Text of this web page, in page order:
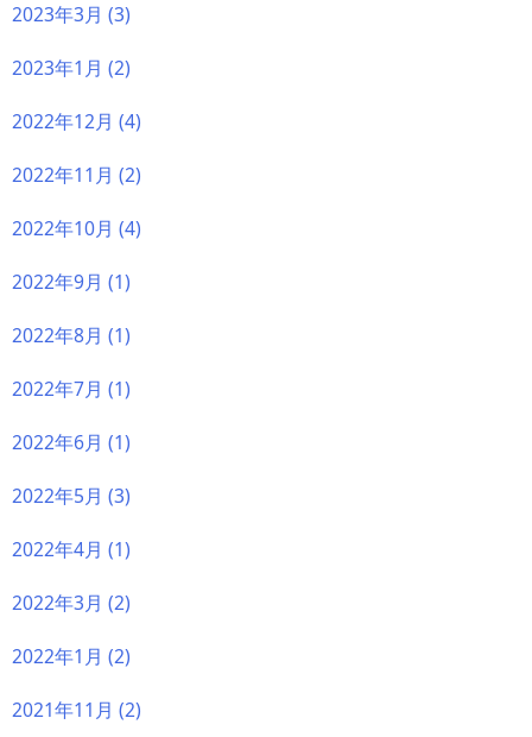
2023年3月 (3)
2023年1月 (2)
2022年12月 (4)
2022年11月 (2)
2022年10月 (4)
2022年9月 (1)
2022年8月 (1)
2022年7月 (1)
2022年6月 (1)
2022年5月 (3)
2022年4月 (1)
2022年3月 (2)
2022年1月 (2)
2021年11月 (2)